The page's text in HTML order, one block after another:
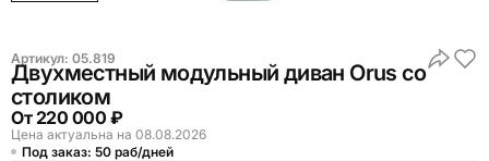
Артикул: 05.819
Двухместный модульный диван Orus со
столиком
От220 000 ₽
Цена актуальна на 08.08.2026
Под заказ: 50 раб/дней